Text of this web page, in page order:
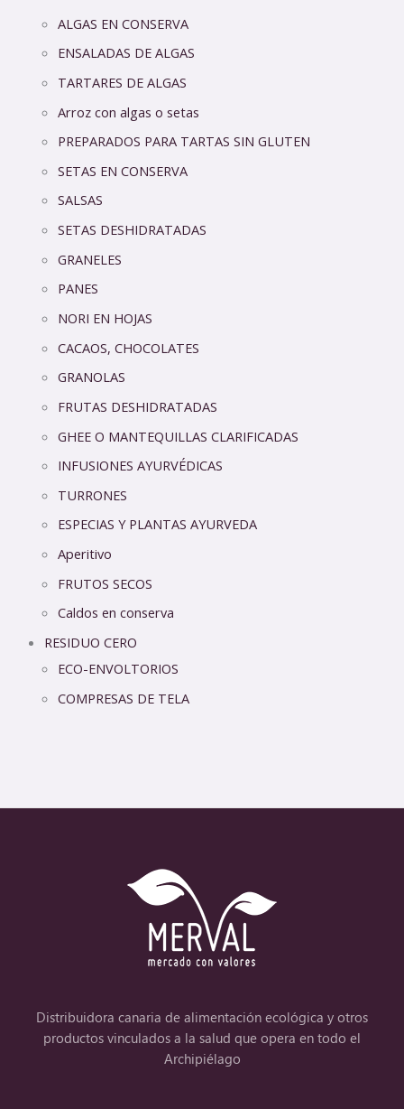
ALGAS EN CONSERVA
ENSALADAS DE ALGAS
TARTARES DE ALGAS
Arroz con algas o setas
PREPARADOS PARA TARTAS SIN GLUTEN
SETAS EN CONSERVA
SALSAS
SETAS DESHIDRATADAS
GRANELES
PANES
NORI EN HOJAS
CACAOS, CHOCOLATES
GRANOLAS
FRUTAS DESHIDRATADAS
GHEE O MANTEQUILLAS CLARIFICADAS
INFUSIONES AYURVÉDICAS
TURRONES
ESPECIAS Y PLANTAS AYURVEDA
Aperitivo
FRUTOS SECOS
Caldos en conserva
RESIDUO CERO
ECO-ENVOLTORIOS
COMPRESAS DE TELA
Distribuidora canaria de alimentación ecológica y otros
productos vinculados a la salud que opera en todo el
Archipiélago